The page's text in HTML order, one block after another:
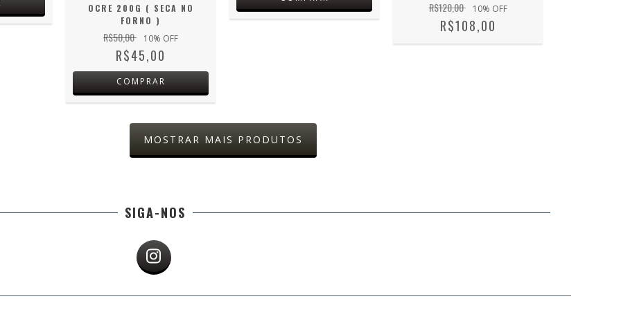
OCRE 200G ( SECA NO
FORNO )
R$50,00 10% OFF
R$45,00
COMPRAR
R$120,00 10% OFF
R$108,00
MOSTRAR MAIS PRODUTOS
SIGA-NOS